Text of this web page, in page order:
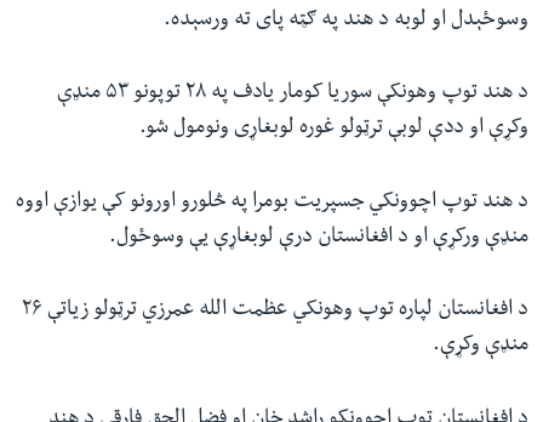
وسوځېدل او لوبه د هند په ګټه پای ته ورسېده.
د هند توپ وهونکې سوریا کومار یادف په ۲۸ توپونو ۵۳ منډې
وکړې او ددې لوبې ترټولو غوره لوبغاړی ونومول شو.
د هند توپ اچوونکي جسپریت بومرا په څلورو اورونو کې یوازې اووه
منډې ورکړې او د افغانستان درې لوبغاړې یې وسوځول.
د افغانستان لپاره توپ وهونکي عظمت الله عمرزي ترټولو زیاتې ۲۶
منډې وکړې.